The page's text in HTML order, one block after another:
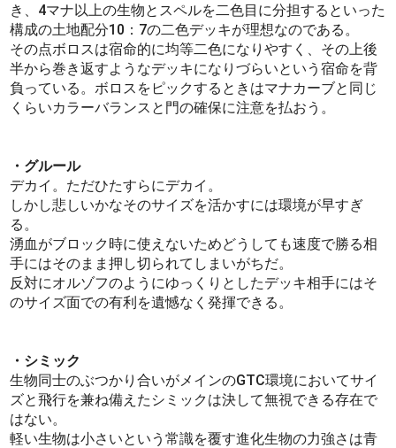
き、4マナ以上の生物とスペルを二色目に分担するといった
構成の土地配分10：7の二色デッキが理想なのである。
その点ボロスは宿命的に均等二色になりやすく、その上後
半から巻き返すようなデッキになりづらいという宿命を背
負っている。ボロスをピックするときはマナカーブと同じ
くらいカラーバランスと門の確保に注意を払おう。
・グルール
デカイ。ただひたすらにデカイ。
しかし悲しいかなそのサイズを活かすには環境が早すぎ
る。
湧血がブロック時に使えないためどうしても速度で勝る相
手にはそのまま押し切られてしまいがちだ。
反対にオルゾフのようにゆっくりとしたデッキ相手にはそ
のサイズ面での有利を遺憾なく発揮できる。
・シミック
生物同士のぶつかり合いがメインのGTC環境においてサイ
ズと飛行を兼ね備えたシミックは決して無視できる存在で
はない。
軽い生物は小さいという常識を覆す進化生物の力強さは青